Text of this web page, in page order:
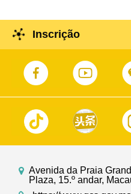
Inscrição
Avenida da Praia
Plaza, 15.º andar,